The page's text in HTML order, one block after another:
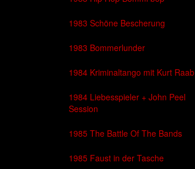
1983 Schöne Bescherung
1983 Bommerlunder
1984 Kriminaltango mit Kurt Raab
1984 Liebesspieler + John Peel
Session
1985 The Battle Of The Bands
1985 Faust in der Tasche